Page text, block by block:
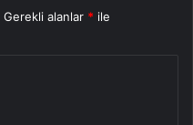
Gerekli alanlar * ile